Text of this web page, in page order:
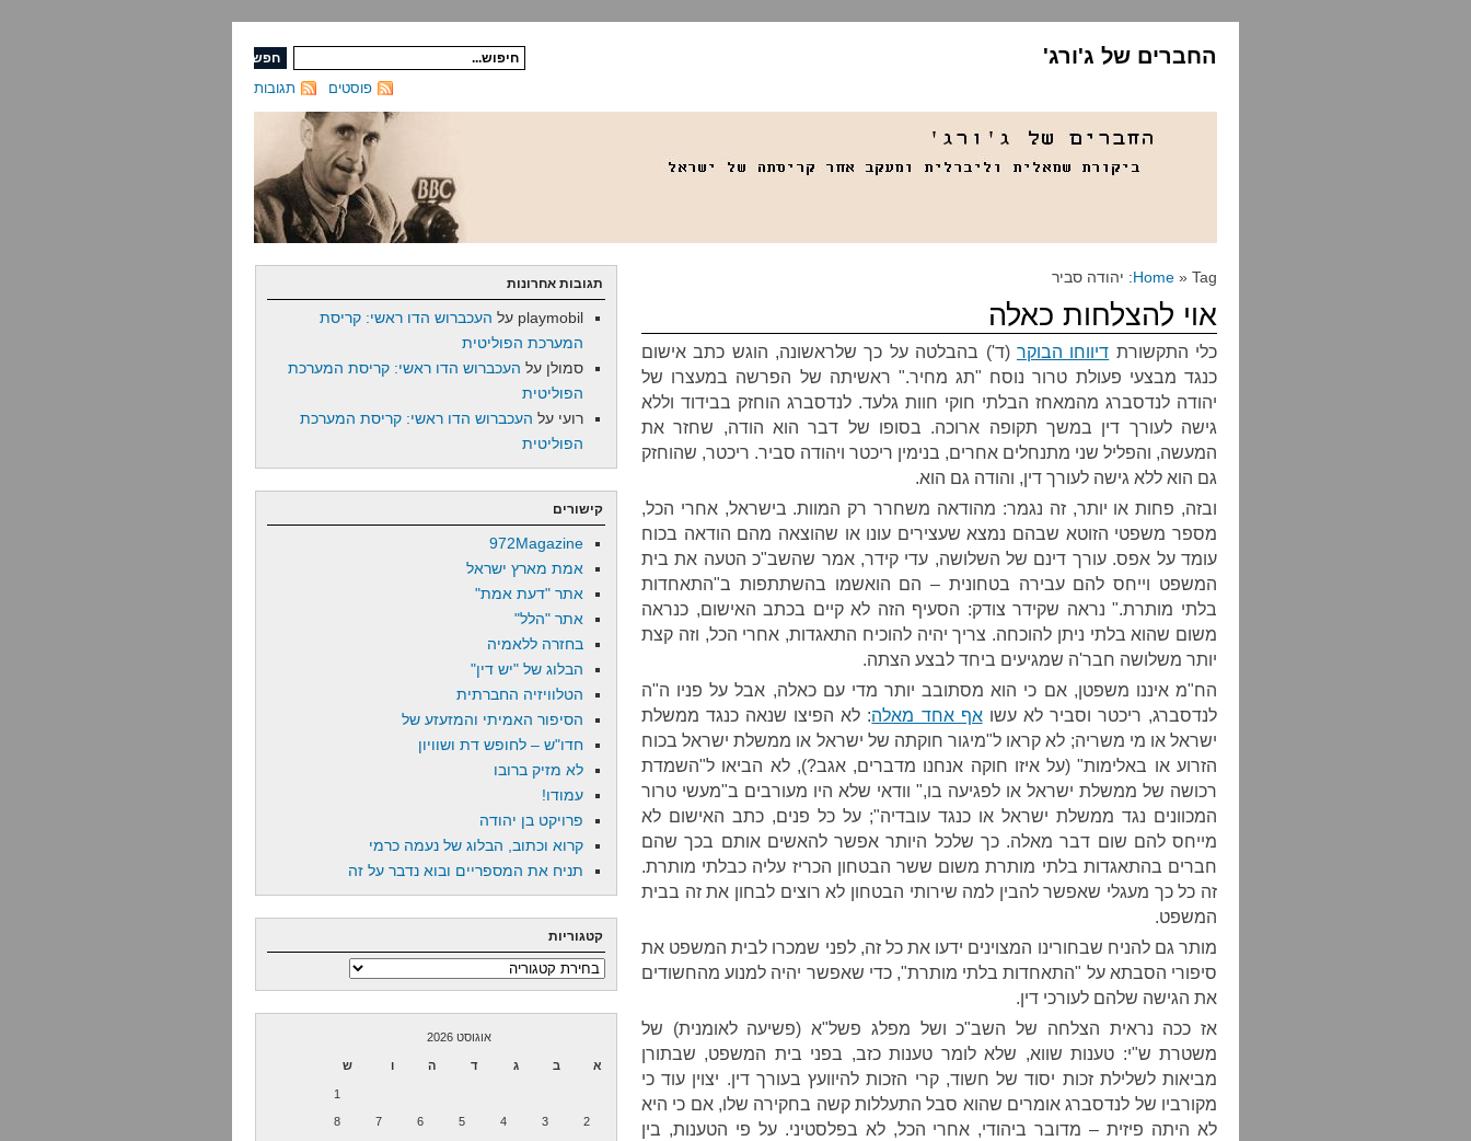
החברים של ג'ורג'
תגובות פוסטים
Home » Tag: יהודה סביר
אוי להצלחות כאלה
כלי התקשורת דיווחו הבוקר (ד') בהבלטה על כך שלראשונה, הוגש כתב אישום
כנגד מבצעי פעולת טרור נוסח "תג מחיר." ראשיתה של הפרשה במעצרו של
יהודה לנדסברג מהמאחז הבלתי חוקי חוות גלעד. לנדסברג הוחזק בבידוד וללא
גישה לעורך דין במשך תקופה ארוכה. בסופו של דבר הוא הודה, שחזר את
המעשה, והפליל שני מתנחלים אחרים, בנימין ריכטר ויהודה סביר. ריכטר, שהוחזק
גם הוא ללא גישה לעורך דין, והודה גם הוא.
ובזה, פחות או יותר, זה נגמר: מהודאה משחרר רק המוות. בישראל, אחרי הכל,
מספר משפטי הזוטא שבהם נמצא שעצירים עונו או שהוצאה מהם הודאה בכוח
עומד על אפס. עורך דינם של השלושה, עדי קידר, אמר שהשב"כ הטעה את בית
המשפט וייחס להם עבירה בטחונית – הם הואשמו בהשתתפות ב"התאחדות
בלתי מותרת." נראה שקידר צודק: הסעיף הזה לא קיים בכתב האישום, כנראה
משום שהוא בלתי ניתן להוכחה. צריך יהיה להוכיח התאגדות, אחרי הכל, וזה קצת
יותר משלושה חבר'ה שמגיעים ביחד לבצע הצתה.
הח"מ איננו משפטן, אם כי הוא מסתובב יותר מדי עם כאלה, אבל על פניו ה"ה
לנדסברג, ריכטר וסביר לא עשואף אחד מאלה: לא הפיצו שנאה כנגד ממשלת
ישראל או מי משריה; לא קראו ל"מיגור חוקתה של ישראל או ממשלת ישראל בכוח
הזרוע או באלימות" (על איזו חוקה אנחנו מדברים, אגב?), לא הביאו ל"השמדת
רכושה של ממשלת ישראל או לפגיעה בו," וודאי שלא היו מעורבים ב"מעשי טרור
המכוונים נגד ממשלת ישראל או כנגד עובדיה"; על כל פנים, כתב האישום לא
מייחס להם שום דבר מאלה. כך שלכל היותר אפשר להאשים אותם בכך שהם
חברים בהתאגדות בלתי מותרת משום ששר הבטחון הכריז עליה כבלתי מותרת.
זה כל כך מעגלי שאפשר להבין למה שירותי הבטחון לא רוצים לבחון את זה בבית
המשפט.
מותר גם להניח שבחורינו המצוינים ידעו את כל זה, לפני שמכרו לבית המשפט את
סיפורי הסבתא על "התאחדות בלתי מותרת", כדי שאפשר יהיה למנוע מהחשודים
את הגישה שלהם לעורכי דין.
אז ככה נראית הצלחה של השב"כ ושל מפלג פשל"א (פשיעה לאומנית) של
משטרת ש"י: טענות שווא, שלא לומר טענות כזב, בפני בית המשפט, שבתורן
מביאות לשלילת זכות יסוד של חשוד, קרי הזכות להיוועץ בעורך דין. יצוין עוד כי
מקורביו של לנדסברג אומרים שהוא סבל התעללות קשה בחקירה שלו, אם כי היא
לא היתה פיזית – מדובר ביהודי, אחרי הכל, לא בפלסטיני. על פי הטענות, בין
תגובות אחרונות
playmobil על העכברוש הדו ראשי: קריסת
המערכת הפוליטית
סמולן על העכברוש הדו ראשי: קריסת המערכת
הפוליטית
רועי על העכברוש הדו ראשי: קריסת המערכת
הפוליטית
קישורים
972Magazine
אמת מארץ ישראל
אתר "דעת אמת"
אתר "הלל"
בחזרה ללאמיה
הבלוג של "יש דין"
הטלוויזיה החברתית
הסיפור האמיתי והמזעזע של
חדו"ש – לחופש דת ושוויון
לא מזיק ברובו
עמודו!
פרויקט בן יהודה
קרוא וכתוב, הבלוג של נעמה כרמי
תניח את המספריים ובוא נדבר על זה
קטגוריות
קטגוריות
אוגוסט 2026
א ב ג ד ה ו ש
1
2
3
4
5
6
7
8